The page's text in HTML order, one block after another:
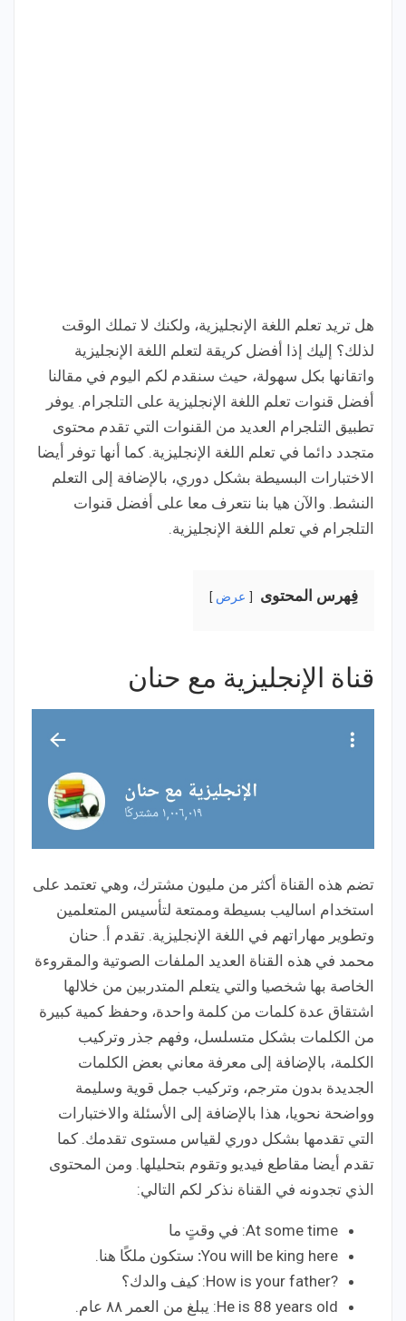
هل تريد تعلم اللغة الإنجليزية، ولكنك لا تملك الوقت
لذلك؟ إليك إذا أفضل كريقة لتعلم اللغة الإنجليزية
واتقانها بكل سهولة، حيث سنقدم لكم اليوم في مقالنا
أفضل قنوات تعلم اللغة الإنجليزية على التلجرام. يوفر
تطبيق التلجرام العديد من القنوات التي تقدم محتوى
متجدد دائما في تعلم اللغة الإنجليزية. كما أنها توفر أيضا
الاختبارات البسيطة بشكل دوري، بالإضافة إلى التعلم
النشط. والآن هيا بنا نتعرف معا على أفضل قنوات
التلجرام في تعلم اللغة الإنجليزية.
فِهرس المحتوى عرض
قناة الإنجليزية مع حنان
تضم هذه القناة أكثر من مليون مشترك، وهي تعتمد على
استخدام اساليب بسيطة وممتعة لتأسيس المتعلمين
وتطوير مهاراتهم في اللغة الإنجليزية. تقدم أ. حنان
محمد في هذه القناة العديد الملفات الصوتية والمقروءة
الخاصة بها شخصيا والتي يتعلم المتدربين من خلالها
اشتقاق عدة كلمات من كلمة واحدة، وحفظ كمية كبيرة
من الكلمات بشكل متسلسل، وفهم جذر وتركيب
الكلمة، بالإضافة إلى معرفة معاني بعض الكلمات
الجديدة بدون مترجم، وتركيب جمل قوية وسليمة
وواضحة نحويا، هذا بالإضافة إلى الأسئلة والاختبارات
التي تقدمها بشكل دوري لقياس مستوى تقدمك. كما
تقدم أيضا مقاطع فيديو وتقوم بتحليلها. ومن المحتوى
الذي تجدونه في القناة نذكر لكم التالي:
At some time: في وقتٍ ما
You will be king here
: ستكون ملكًا هنا.
?How is your father: كيف والدك؟
He is 88 years old: يبلغ من العمر ٨٨ عام.